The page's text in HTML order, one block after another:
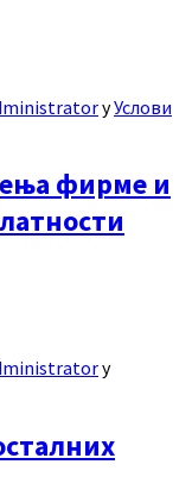
уУслови
фирме и
у